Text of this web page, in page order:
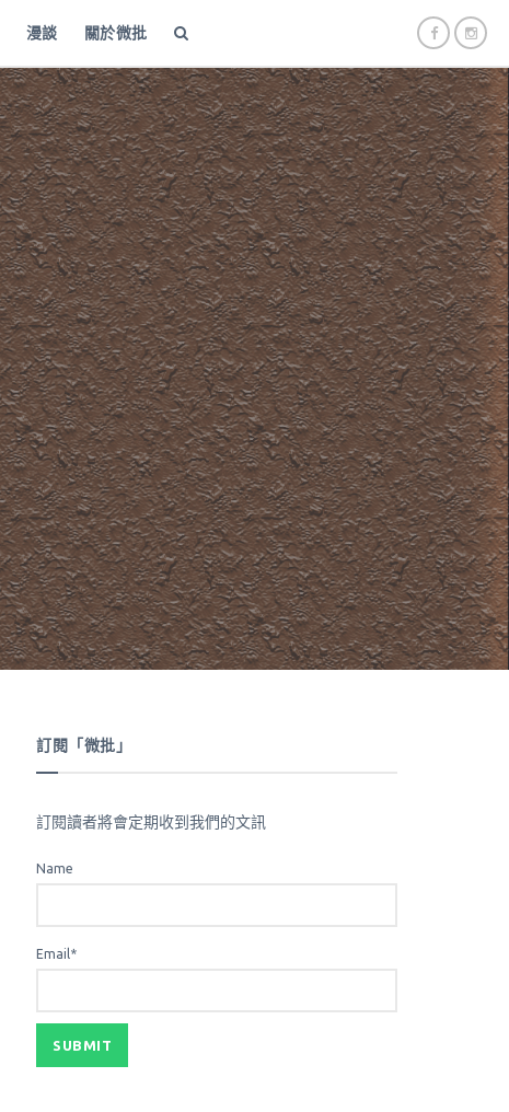
漫談 關於微批
訂閱「微批」
訂閱讀者將會定期收到我們的文訊
Name
Email*